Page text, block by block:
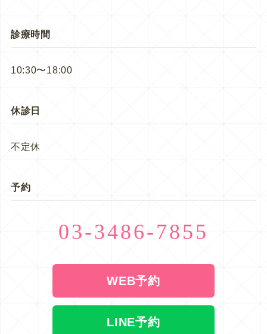
診療時間
10:30〜18:00
休診日
不定休
予約
03-3486-7855
WEB予約
LINE予約